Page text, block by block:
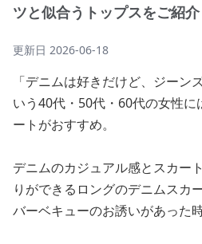
ツと似合うトップスをご紹介
更新日 2026-06-18
「デニムは好きだけど、ジーン
いう40代・50代・60代の女性に
ートがおすすめ。
デニムのカジュアル感とスカー
りができるロングのデニムスカ
バーベキューのお誘いがあった